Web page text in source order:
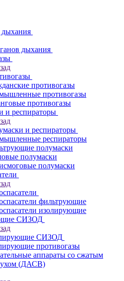
дыхания
дыхания
противогазы
противогазы
противогазы
и респираторы
и респираторы
респираторы
полумаски
полумаски
полумаски
фильтрующие
изолирующие
СИЗОД
СИЗОД
противогазы
аппараты со сжатым
(ДАСВ)